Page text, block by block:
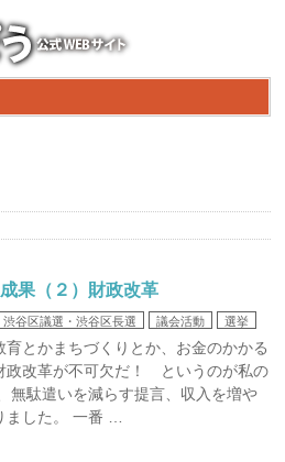
果（２）財政改革
渋谷区議選・渋谷区長選 議会活動 選挙
とかまちづくりとか、お金のかかる
政改革が不可欠だ！ というのが私の
無駄遣いを減らす提言、収入を増や
ました。 一番 …